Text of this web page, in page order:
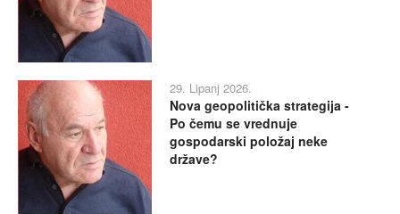
29. Lipanj 2026.
Nova geopolitička strategija -
Po čemu se vrednuje
gospodarski položaj neke
države?